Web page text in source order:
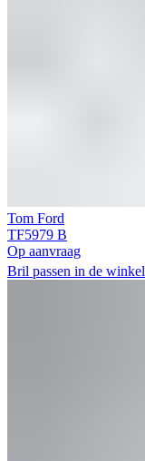
Tom Ford
TF5979 B
Op aanvraag
Bril passen in de winkel